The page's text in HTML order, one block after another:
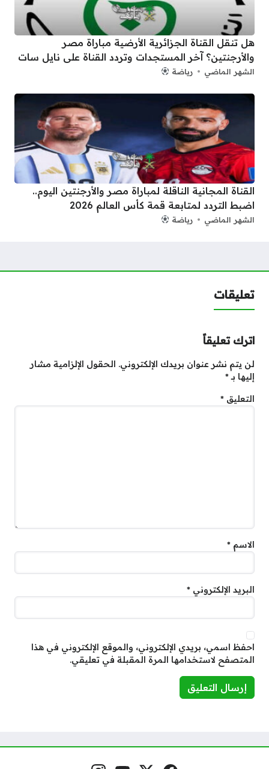
هل تنقل القناة الجزائرية الأرضية مباراة مصر
والأرجنتين؟ آخر المستجدات وتردد القناة على نايل سات
الشهر الماضي رياضة
القناة المجانية الناقلة لمباراة مصر والأرجنتين اليوم..
اضبط التردد لمتابعة قمة كأس العالم 2026
الشهر الماضي رياضة
تعليقات
اترك تعليقاً
لن يتم نشر عنوان بريدك الإلكتروني. الحقول الإلزامية مشار
إليها بـ*
التعليق *
الاسم *
البريد الإلكتروني *
احفظ اسمي، بريدي الإلكتروني، والموقع الإلكتروني في هذا
المتصفح لاستخدامها المرة المقبلة في تعليقي.